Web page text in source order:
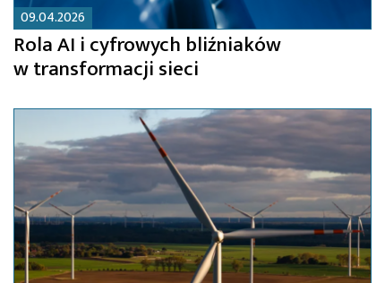
09.04.2026
Rola AI i cyfrowych bliźniaków
w transformacji sieci